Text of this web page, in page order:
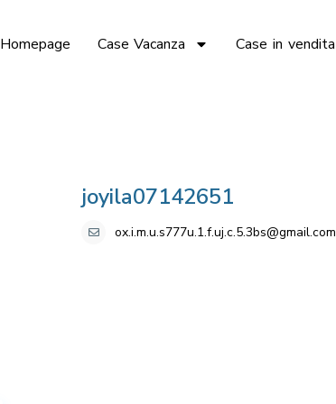
Homepage Case Vacanza Case in vendita
joyila07142651
ox.i.m.u.s777u.1.f.uj.c.5.3bs@gmail.com